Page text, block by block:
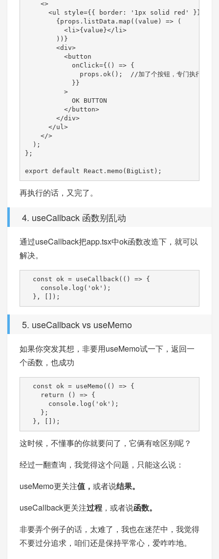
    <>
      <ul style={{ border: '1px solid red' }}>
        {props.listData.map((value) => (
          <li>{value}</li>
        ))}
        <div>
          <button
            onClick={() => {
props.ok();  //加了个按钮，专门执行传过
            }}
          >
            OK BUTTON
          </button>
        </div>
      </ul>
    </>
  );
};
export default React.memo(BigList);
再执行的话，又完了。
4. useCallback 函数别乱动
通过useCallback把app.tsx中ok函数改造下，就可以
解决。
  const ok = useCallback(() => {
    console.log('ok');
  }, []);
5. useCallback vs useMemo
如果你突发其想，非要用useMemo试一下，返回一
个函数，也成功
  const ok = useMemo(() => {
    return () => {
      console.log('ok');
    };
  }, []);
这时候，不懂事的你就要问了，它俩有啥区别呢？
经过一翻查询，我觉得这个问题，只能这么说：
useMemo更关注值， 或者说结果。
useCallback更关注过程 ，或者说函数。
非要弄个例子的话，太难了，我也在迷茫中，我觉得
不要过分追求，咱们还是保持平常心，爱咋咋地。